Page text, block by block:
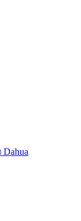
פתיחת קריאת שירות מצלמות Dahua